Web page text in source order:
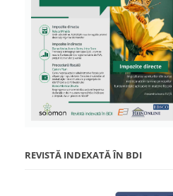
REVISTĂ INDEXATĂ ÎN BDI